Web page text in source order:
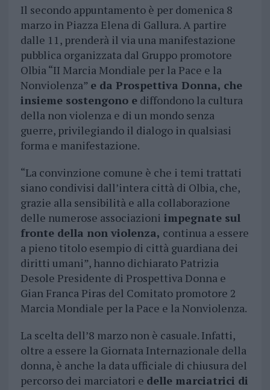
Il secondo appuntamento è per domenica 8
marzo in Piazza Elena di Gallura. A partire
dalle 11, prenderà il via una manifestazione
pubblica organizzata dal Gruppo promotore
Olbia “II Marcia Mondiale per la Pace e la
Nonviolenza” e da Prospettiva Donna, che
insieme sostengono ediffondono la cultura
della non violenza e di un mondo senza
guerre, privilegiando il dialogo in qualsiasi
forma e manifestazione.
“La convinzione comune è che i temi trattati
siano condivisi dall’intera città di Olbia, che,
grazie alla sensibilità e alla collaborazione
delle numerose associazioni impegnate sul
fronte della non violenza, continua a essere
a pieno titolo esempio di città guardiana dei
diritti umani”, hanno dichiarato Patrizia
Desole Presidente di Prospettiva Donna e
Gian Franca Piras del Comitato promotore 2
Marcia Mondiale per la Pace e la Nonviolenza.
La scelta dell’8 marzo non è casuale. Infatti,
oltre a essere la Giornata Internazionale della
donna, è anche la data ufficiale di chiusura del
percorso dei marciatori e delle marciatrici di